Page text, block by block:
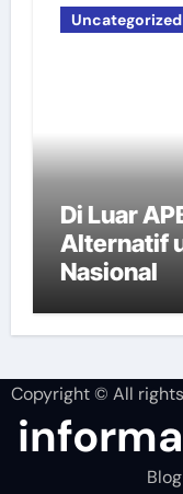
Uncategorized
Di Luar
Alternatif
Nasional
Copyright © All